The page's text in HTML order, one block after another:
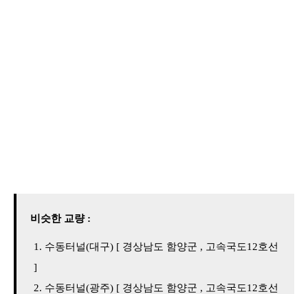
비슷한 교량 :
수동터널(대구) [ 경상남도 함양군 , 고속국도12호선
]
수동터널(광주) [ 경상남도 함양군 , 고속국도12호선